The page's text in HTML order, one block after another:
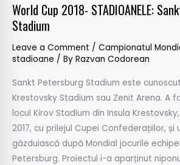
World Cup 2018- STADIOANELE:
Stadium
Leave a Comment / Campionatul
stadioane / By Razvan Codorean
Sankt Petersburg Stadium este
Krestovsky Stadium sau Zenit Arena. A
locul Kirov Stadium din Insula
2017, cu prilejul Cupei Confederațiilor, și
găzduiască după Mondial jocurile
Petersburg. Proiectul i-a aparținut